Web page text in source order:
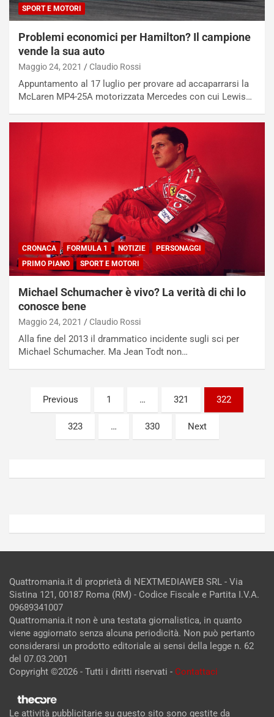
SPORT E MOTORI
Problemi economici per Hamilton? Il campione
vende la sua auto
Maggio 24, 2021 Claudio Rossi
Appuntamento al 17 luglio per provare ad accaparrarsi la
McLaren MP4-25A motorizzata Mercedes con cui Lewis…
CRONACA FORMULA 1 NOTIZIE
PERSONAGGI
PRIMO PIANO
SPORT E MOTORI
Michael Schumacher è vivo? La verità di chi lo
conosce bene
Maggio 24, 2021 Claudio Rossi
Alla fine del 2013 il drammatico incidente sugli sci per
Michael Schumacher. Ma Jean Todt non…
Paginazione
degli
Previous 1 … 321 322
323 … 330 Next
d
a
u
S
U
V
E
e
o
N
o
n
P
u
g
i
Admin
F
I
A
m
e
n
s
N
o
t
u
n
a
a
S
Admin
Quattromania.it di proprietà di NEXTMEDIAWEB SRL - Via
Sistina 121, 00187 Roma (RM) - Codice Fiscale e Partita I.V.A.
09689341007
Quattromania.it non è una testata giornalistica, in quanto
viene aggiornato senza alcuna periodicità. Non può pertanto
considerarsi un prodotto editoriale ai sensi della legge n. 62
del 07.03.2001
Copyright ©2026 - Tutti i diritti riservati - Contattaci
Le attività pubblicitarie su questo sito sono gestite da